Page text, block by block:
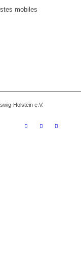
mobiles
Holstein e.V.